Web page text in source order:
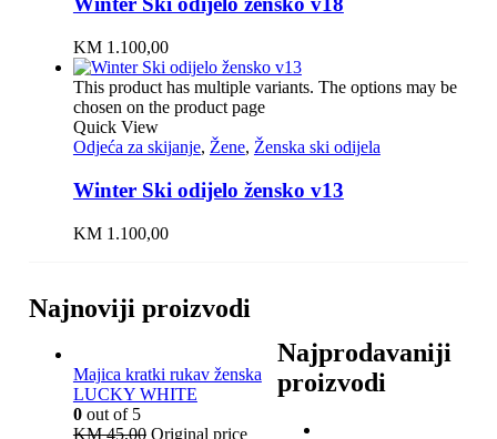
KM1.100,00
This product has multiple variants. The options may be
chosen on the product page
Quick View
Odjeća za skijanje, Žene, Ženska ski odijela
Winter Ski odijelo žensko v13
KM1.100,00
Najnoviji proizvodi
Majica kratki rukav ženska
LUCKY WHITE
0out of 5
KM45,00 Original price
Najprodavaniji
proizvodi